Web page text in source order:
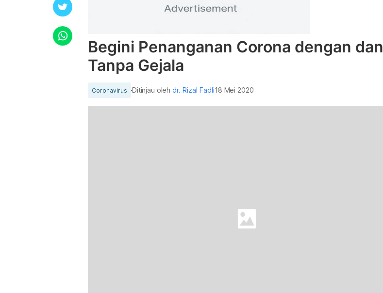
Begini Penanganan Corona dengan dan
Tanpa Gejala
Coronavirus Ditinjau olehdr. Rizal Fadli18 Mei 2020